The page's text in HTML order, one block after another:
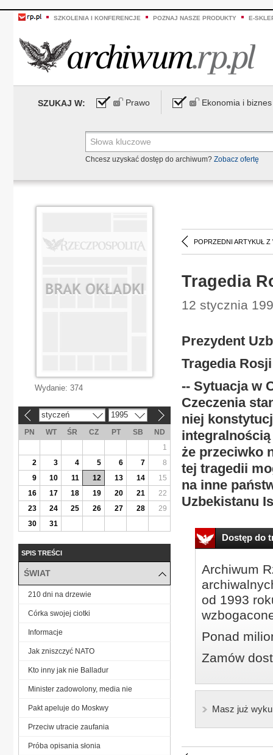
SZKOLENIA I KONFERENCJE POZNAJ NASZE PRODUKTY E-
SZUKAJ W: Prawo Ekonomia i biznes
Chcesz uzyskać dostęp do archiwum? Zobacz ofertę
POPRZEDNI ARTYKUŁ Z
Tragedia
12 stycznia
Prezydent
Tragedia Rosji
-- Sytuacja w
Czeczenia
niej
że przeciwko
tej tragedii
na inne
Uzbekistanu
Dostęp do
Archiwum
od 1993
Ponad
Zamów
Masz już
Wydanie: 374
styczeń 1995
PN WT ŚR CZ PT SB
ND
1
2
3 4 5 6 7
8
9
10 11 12 13 14
15
16
17 18 19 20 21
22
23
24 25 26 27 28
29
30
31
SPIS TREŚCI
ŚWIAT
210 dni na drzewie
Córka swojej ciotki
Informacje
Jak zniszczyć NATO
Kto inny jak nie Balladur
Minister zadowolony, media nie
Pakt apeluje do Moskwy
Przeciw utracie zaufania
Próba opisania słonia